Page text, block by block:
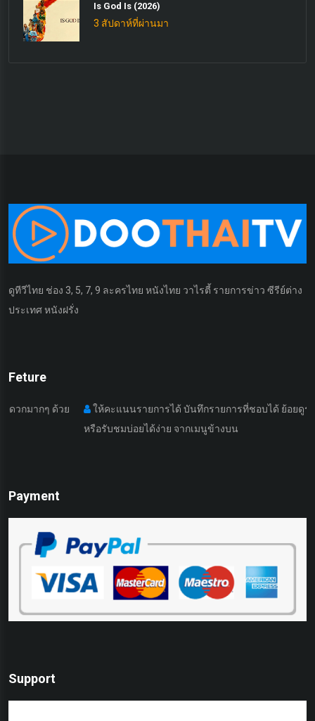
Is God Is (2026)
3 สัปดาห์ที่ผ่านมา
ดูทีวีไทย ช่อง 3, 5, 7, 9 ละครไทย หนังไทย วาไรตี้ รายการข่าว ซีรีย์ต่าง
ประเทศ หนังฝรั่ง
Feture
ด้วย
ให้คะแนนรายการได้ บันทึกรายการที่ชอบได้ ย้อยดูรายการที่เค
หรือรับชมบ่อยได้ง่าย จากเมนูข้างบน
Payment
Support